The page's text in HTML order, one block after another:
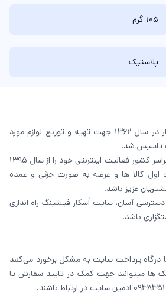
105 گرم
پلاستیک
فروشگاه صید و شکار اُسکار در سال 1362 جهت تهیه و توزیع لوازم مورد
تاسیس شد.
با هدفِ تامین ماهیگیران سراسر کشور فعالیت اینترنتی خود را از سال 1395
اولِ کالا ها و عرضه به صورت جزئی و عمده
عزیز باشد.
در سال 1400 برای دسترسی آسان، سایت اُسکار فیشینگ راه اندازی
درگاه پرداخت سایت به مشکل برخورد می‌کنند
ها میتوانند جهت کمک در تایید سفارش یا